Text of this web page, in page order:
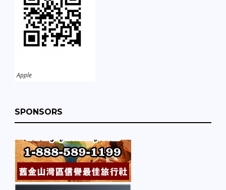
Apple
SPONSORS